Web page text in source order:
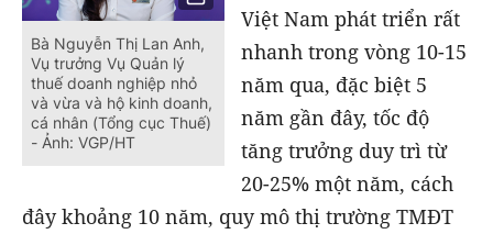
Bà Nguyễn Thị Lan Anh,
Vụ trưởng Vụ Quản lý
thuế doanh nghiệp nhỏ
và vừa và hộ kinh doanh,
cá nhân (Tổng cục Thuế)
- Ảnh: VGP/HT
Việt Nam phát triển rất
nhanh trong vòng 10-15
năm qua, đặc biệt 5
năm gần đây, tốc độ
tăng trưởng duy trì từ
20-25% một năm, cách
đây khoảng 10 năm, quy mô thị trường TMĐT